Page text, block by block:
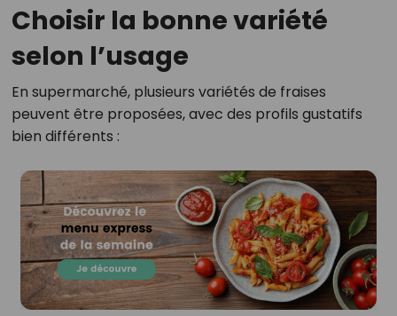
Choisir la bonne variété
selon l’usage
En supermarché, plusieurs variétés de fraises
peuvent être proposées, avec des profils gustatifs
bien différents :